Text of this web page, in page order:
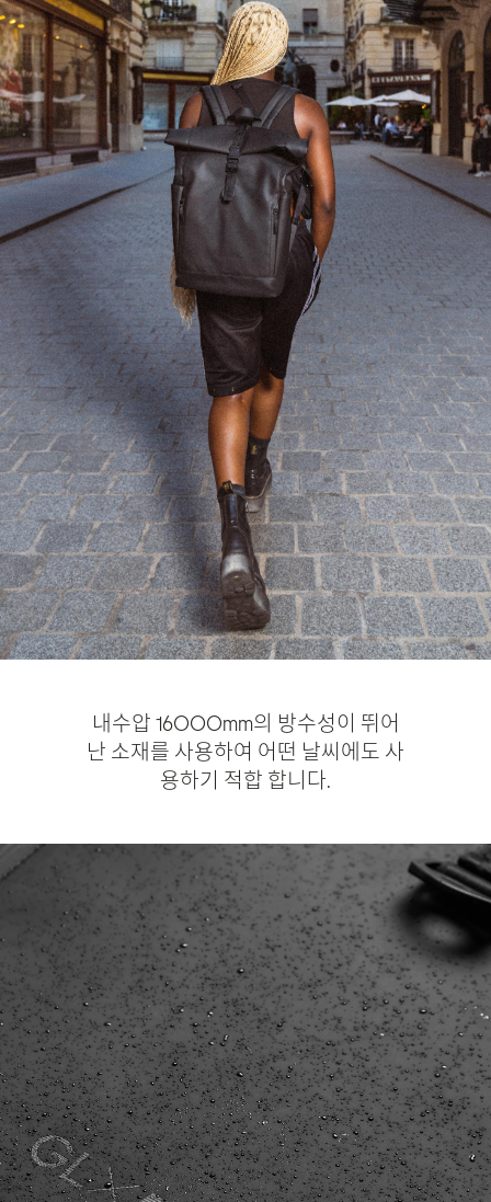
내수압 16000mm의 방수성이 뛰어
난 소재를 사용하여 어떤 날씨에도 사
용하기 적합 합니다.